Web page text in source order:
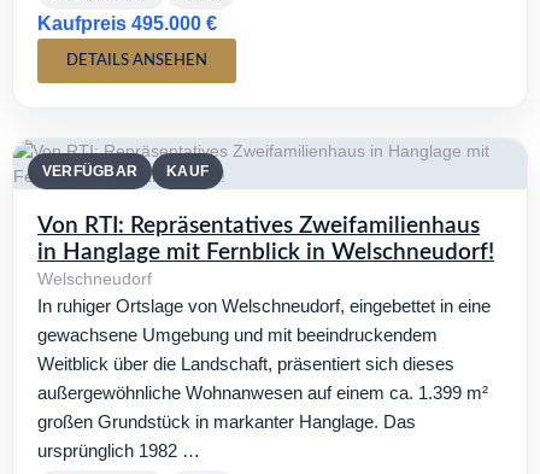
Kaufpreis 495.000 €
DETAILS ANSEHEN
VERFÜGBAR KAUF
Von RTI: Repräsentatives Zweifamilienhaus
in Hanglage mit Fernblick in Welschneudorf!
Welschneudorf
In ruhiger Ortslage von Welschneudorf, eingebettet in eine
gewachsene Umgebung und mit beeindruckendem
Weitblick über die Landschaft, präsentiert sich dieses
außergewöhnliche Wohnanwesen auf einem ca. 1.399 m²
großen Grundstück in markanter Hanglage. Das
ursprünglich 1982 …